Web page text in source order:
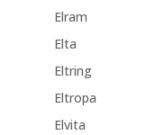
Elram
Elta
Eltring
Eltropa
Elvita